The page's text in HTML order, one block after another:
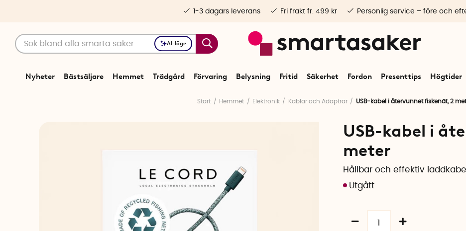
AI-läge
Nyheter Bästsäljare Hemmet Trädgård Förvaring Belysning Fritid Säkerhet Fordon Presenttips Högtider
1-3 dagars leverans Fri frakt fr. 499 kr Personlig service – före och
Start Hemmet Elektronik Kablar och Adaptrar USB-kabel i återvunnet fiskenät, 2
USB-kabel i
meter
Hållbar och effektiv laddkabel